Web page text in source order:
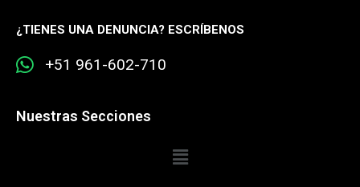
¿TIENES UNA DENUNCIA? ESCRÍBENOS
+51 961-602-710
Nuestras Secciones